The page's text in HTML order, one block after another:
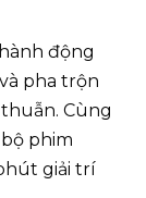
động
pha trộn
Cùng
phim
giải trí